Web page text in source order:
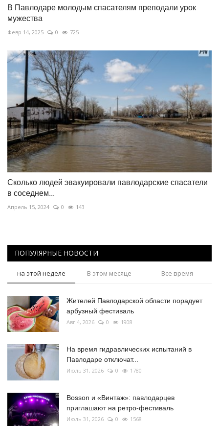
В Павлодаре молодым спасателям преподали урок
мужества
Февр 14, 2025 0 725
Сколько людей эвакуировали павлодарские спасатели
в соседнем...
Апрель 15, 2024 0 143
ПОПУЛЯРНЫЕ НОВОСТИ
на этой неделе В этом месяце Все время
Жителей Павлодарской области порадует
арбузный фестиваль
Авг 4, 2026 0 1908
На время гидравлических испытаний в
Павлодаре отключат...
Июль 31, 2026 0 1780
Bosson и «Винтаж»: павлодарцев
приглашают на ретро-фестиваль
Июль 31, 2026 0 1568